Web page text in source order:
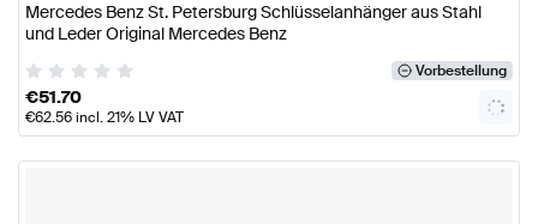
Mercedes Benz St. Petersburg Schlüsselanhänger aus Stahl
und Leder Original Mercedes Benz
Vorbestellung
€51.70
€62.56incl. 21% LV VAT